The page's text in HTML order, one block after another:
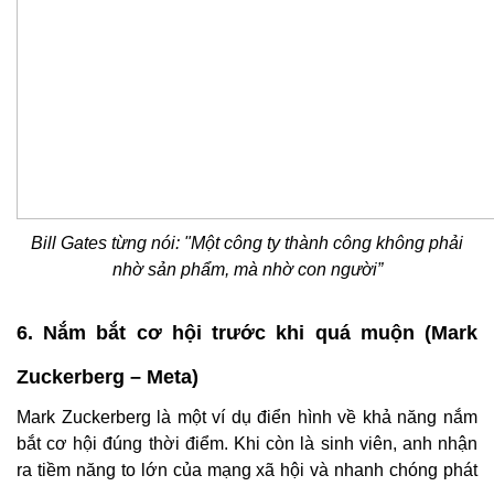
Bill Gates từng nói: "Một công ty thành công không phải
nhờ sản phẩm, mà nhờ con người”
6. Nắm bắt cơ hội trước khi quá muộn (Mark
Zuckerberg – Meta)
Mark Zuckerberg là một ví dụ điển hình về khả năng nắm
bắt cơ hội đúng thời điểm. Khi còn là sinh viên, anh nhận
ra tiềm năng to lớn của mạng xã hội và nhanh chóng phát